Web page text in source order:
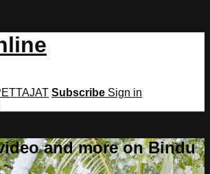
Subscribe Sign in
and more on Bindu